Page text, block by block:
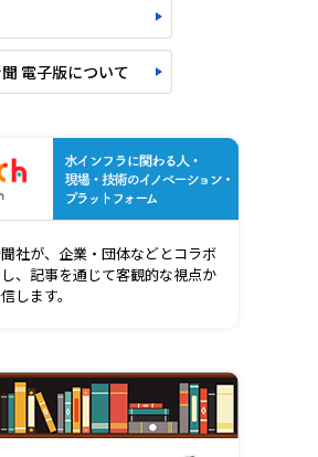
電子版について
社が、企業・団体などとコラボ
、記事を通じて客観的な視点か
します。